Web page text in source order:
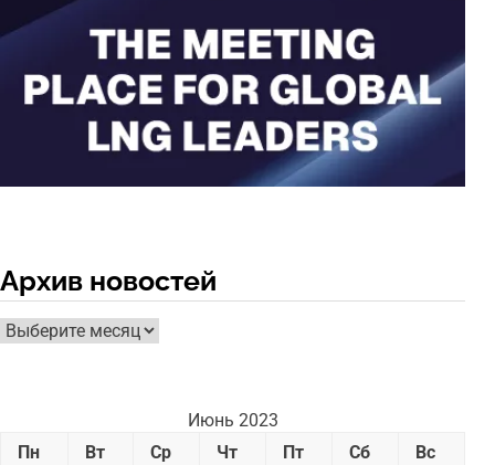
Архив новостей
Архив
новостей
Июнь 2023
Пн
Вт Ср Чт Пт Сб
Вс